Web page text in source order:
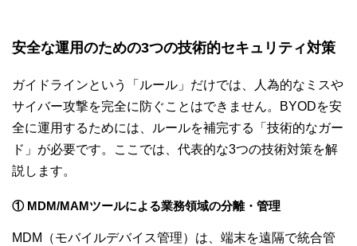
安全な運用のための3つの技術的セキュリティ対策
ガイドラインという「ルール」だけでは、人為的なミスや
サイバー攻撃を完全に防ぐことはできません。BYODを安
全に運用するためには、ルールを補完する「技術的なガー
ド」が必要です。ここでは、代表的な3つの技術対策を解
説します。
① MDM/MAMツールによる業務領域の分離・管理
MDM（モバイルデバイス管理）は、端末を遠隔で統合管